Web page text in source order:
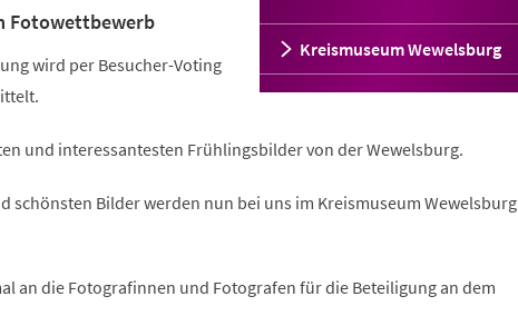
Kreismuseum Wewelsburg
Fotowettbewerb
wird per Besucher-Voting
und interessantesten Frühlingsbilder von der Wewelsburg.
schönsten Bilder werden nun bei uns im Kreismuseum Wewelsburg
an die Fotografinnen und Fotografen für die Beteiligung an dem